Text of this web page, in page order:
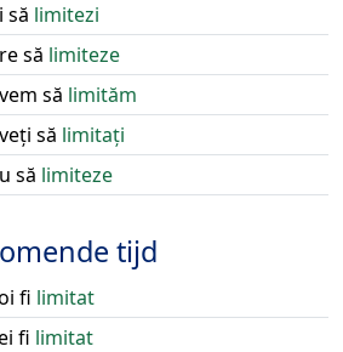
să limitezi
să limiteze
să limităm
să limitați
să limiteze
tijd
fi limitat
fi limitat